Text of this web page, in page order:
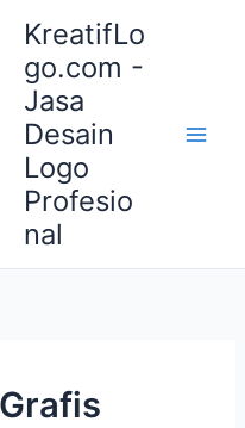
KreatifLo
go.com -
Jasa
Desain
Logo
Profesio
nal